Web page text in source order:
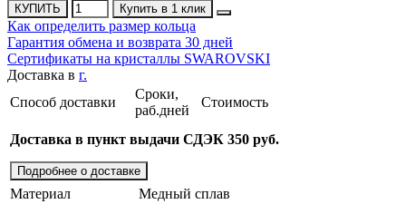
КУПИТЬ Купить в 1 клик
Как определить размер кольца
Гарантия обмена и возврата 30 дней
Сертификаты на кристаллы SWAROVSKI
Доставка в г.
Способ доставки
Сроки,
раб.дней
Стоимость
Доставка в пункт выдачи СДЭК 350 руб.
Подробнее о доставке
Материал
Медный сплав